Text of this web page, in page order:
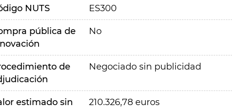
NUTS ES300
pública de
No
de
Negociado sin publicidad
estimado sin
210.326,78 euros